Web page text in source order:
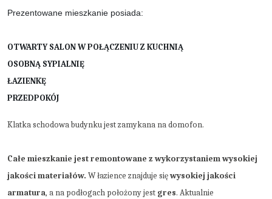
Prezentowane mieszkanie posiada:
OTWARTY SALON W POŁĄCZENIU Z KUCHNIĄ
OSOBNĄ SYPIALNIĘ
ŁAZIENKĘ
PRZEDPOKÓJ
Klatka schodowa budynku jest zamykana na domofon.
Całe mieszkanie jest remontowane z wykorzystaniem wysokiej
jakości materiałów. W łazience znajduje sięwysokiej jakości
armatura, a na podłogach położony jest gres. Aktualnie